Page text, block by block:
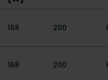
168 200
168 200